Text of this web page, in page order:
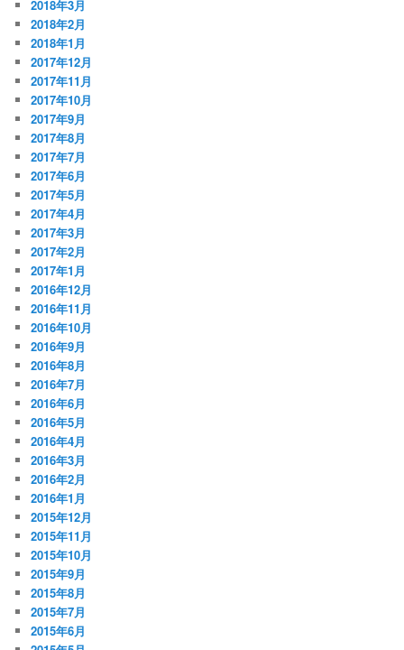
2018年3月
2018年2月
2018年1月
2017年12月
2017年11月
2017年10月
2017年9月
2017年8月
2017年7月
2017年6月
2017年5月
2017年4月
2017年3月
2017年2月
2017年1月
2016年12月
2016年11月
2016年10月
2016年9月
2016年8月
2016年7月
2016年6月
2016年5月
2016年4月
2016年3月
2016年2月
2016年1月
2015年12月
2015年11月
2015年10月
2015年9月
2015年8月
2015年7月
2015年6月